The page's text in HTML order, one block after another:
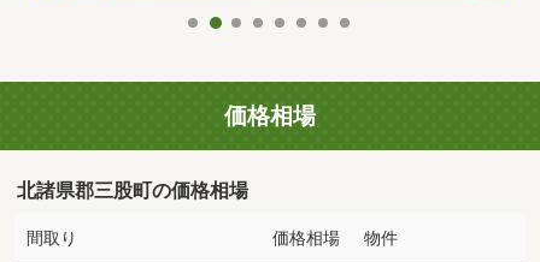
価格相場
北諸県郡三股町の価格相場
間取り 価格相場 物件